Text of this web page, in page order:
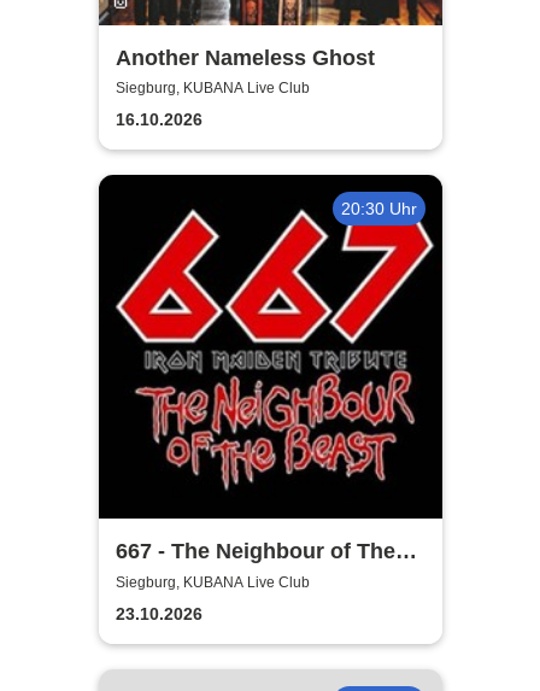
Another Nameless Ghost
Siegburg, KUBANA Live Club
16.10.2026
20:30 Uhr
667 - The Neighbour of The
Beast
Siegburg, KUBANA Live Club
23.10.2026